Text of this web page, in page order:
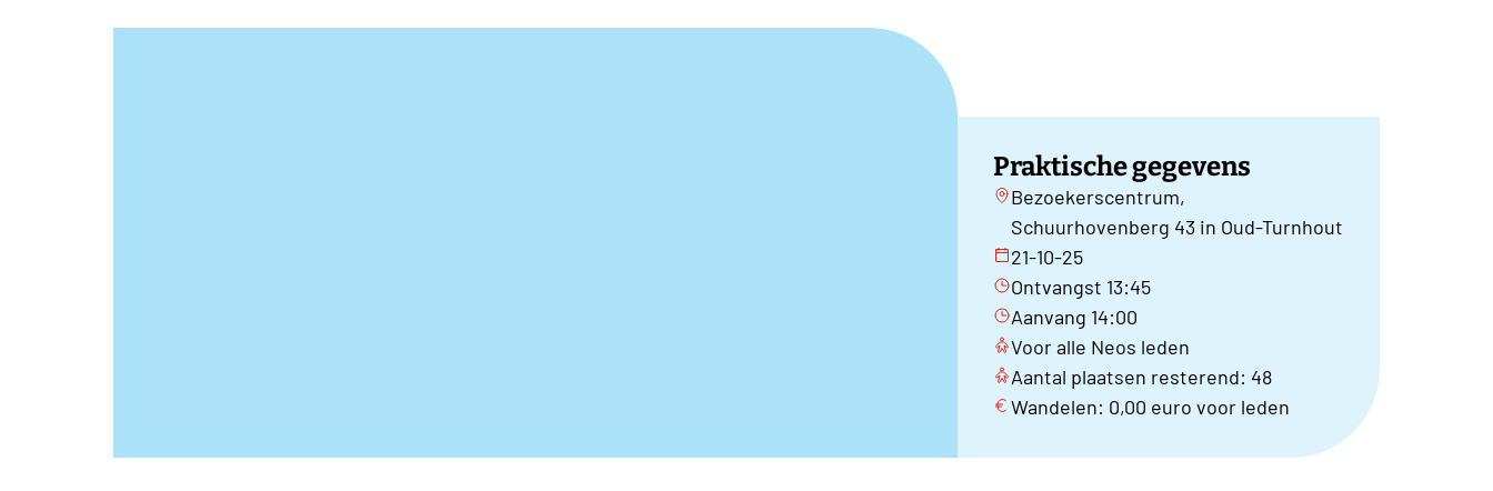
Praktische gegevens
Bezoekerscentrum,
Schuurhovenberg 43 in Oud-Turnhout
21-10-25
Ontvangst 13:45
Aanvang 14:00
Voor alle Neos leden
Aantal plaatsen resterend: 48
Wandelen: 0,00 euro voor leden